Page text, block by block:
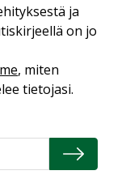
ja
on jo
, miten
tietojasi.